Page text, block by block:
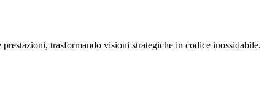
trasformando visioni strategiche in codice inossidabile.